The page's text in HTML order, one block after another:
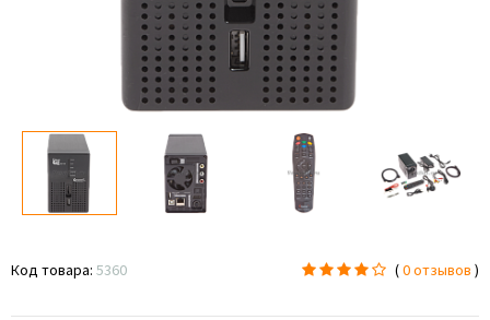
Код товара: 5360 (0 отзывов )